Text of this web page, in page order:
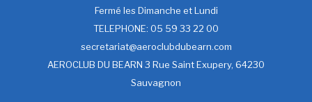
Fermé les Dimanche et Lundi
TELEPHONE: 05 59 33 22 00
secretariat@aeroclubdubearn.com
AEROCLUB DU BEARN 3 Rue Saint Exupery, 64230
Sauvagnon